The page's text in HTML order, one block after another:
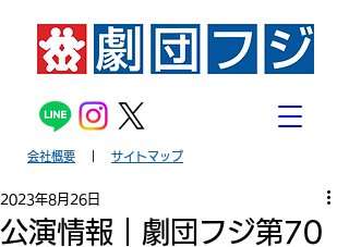
会社概要 サイトマップ
公演情報｜劇団フジ第70
2023年8月26日